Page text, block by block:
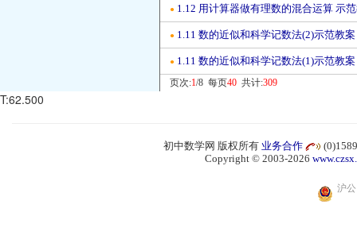
● 1.12 用计算器做有理数的混合运算 示
● 1.11 数的近似和科学记数法(2)示范教案
● 1.11 数的近似和科学记数法(1)示范教案
页次:1/8 每页40 共计:309
T:62.500
初中数学网 版权所有 业务合作
Copyright © 2003-2026
沪公